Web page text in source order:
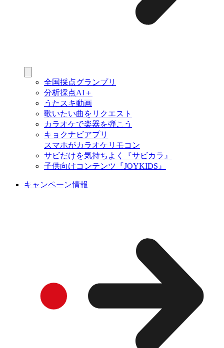
全国採点グランプリ
分析採点AI＋
うたスキ動画
歌いたい曲をリクエスト
カラオケで楽器を弾こう
キョクナビアプリ
スマホがカラオケリモコン
サビだけを気持ちよく『サビカラ』
子供向けコンテンツ『JOYKIDS』
キャンペーン情報